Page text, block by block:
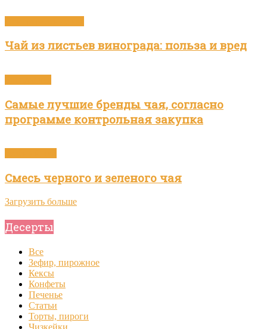
Чай из листьев винограда: польза и вред
Самые лучшие бренды чая, согласно
программе контрольная закупка
Смесь черного и зеленого чая
Загрузить больше
Десерты
Все
Зефир, пирожное
Кексы
Конфеты
Печенье
Статьи
Торты, пироги